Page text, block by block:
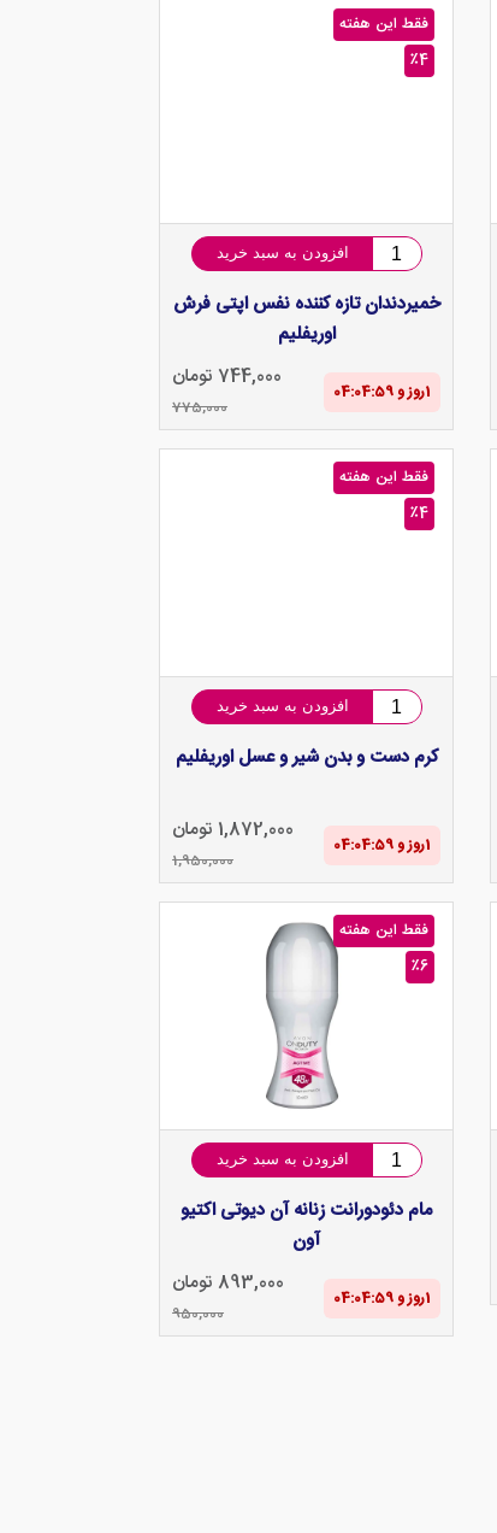
٪4
فقط این هفته
افزودن به سبد خرید
خمیردندان تازه کننده نفس اپتی فرش
اوریفلیم
1‌روز و 04:04‌:‌58 744,000 تومان
775,000
٪4
فقط این هفته
افزودن به سبد خرید
کرم دست و بدن شیر و عسل اوریفلیم
1‌روز و 04:04‌:‌58 1,872,000 تومان
1,950,000
٪6
فقط این هفته
افزودن به سبد خرید
مام دئودورانت زنانه آن دیوتی اکتیو
آون
1‌روز و 04:04‌:‌58 893,000 تومان
950,000